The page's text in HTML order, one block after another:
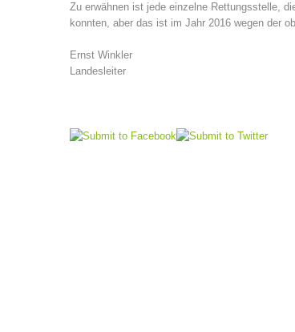
Zu erwähnen ist jede einzelne Rettungsstelle,
konnten, aber das ist im Jahr 2016 wegen der
Ernst Winkler
Landesleiter